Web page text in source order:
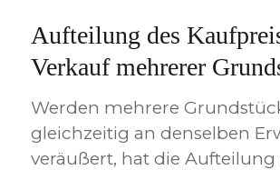
Aufteilung des
Verkauf mehrerer
Werden mehrere
gleichzeitig an denselben
veräußert, hat die Aufteilung